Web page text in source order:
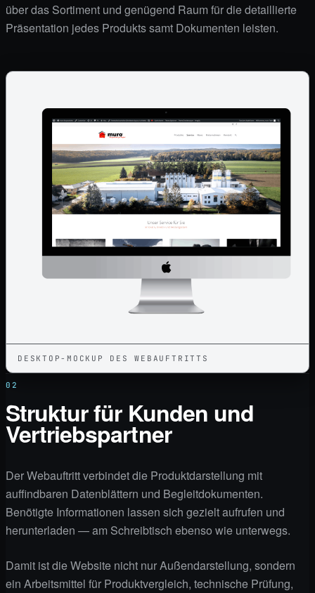
über das Sortiment und genügend Raum für die detaillierte
Präsentation jedes Produkts samt Dokumenten leisten.
DESKTOP-MOCKUP DES WEBAUFTRITTS
02
Struktur für Kunden und
Vertriebspartner
Der Webauftritt verbindet die Produktdarstellung mit
auffindbaren Datenblättern und Begleitdokumenten.
Benötigte Informationen lassen sich gezielt aufrufen und
herunterladen — am Schreibtisch ebenso wie unterwegs.
Damit ist die Website nicht nur Außendarstellung, sondern
ein Arbeitsmittel für Produktvergleich, technische Prüfung,